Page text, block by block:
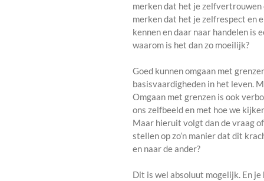
merken dat het je
merken dat het je zelfrespect en
kennen en daar naar handelen is
waarom is het dan zo moeilijk?
Goed kunnen omgaan met
basisvaardigheden in het leven.
Omgaan met grenzen is ook
ons zelfbeeld en met hoe we
Maar hieruit volgt dan de vraag
stellen op zo’n manier dat dit
en naar de ander?
Dit is wel absoluut mogelijk. En